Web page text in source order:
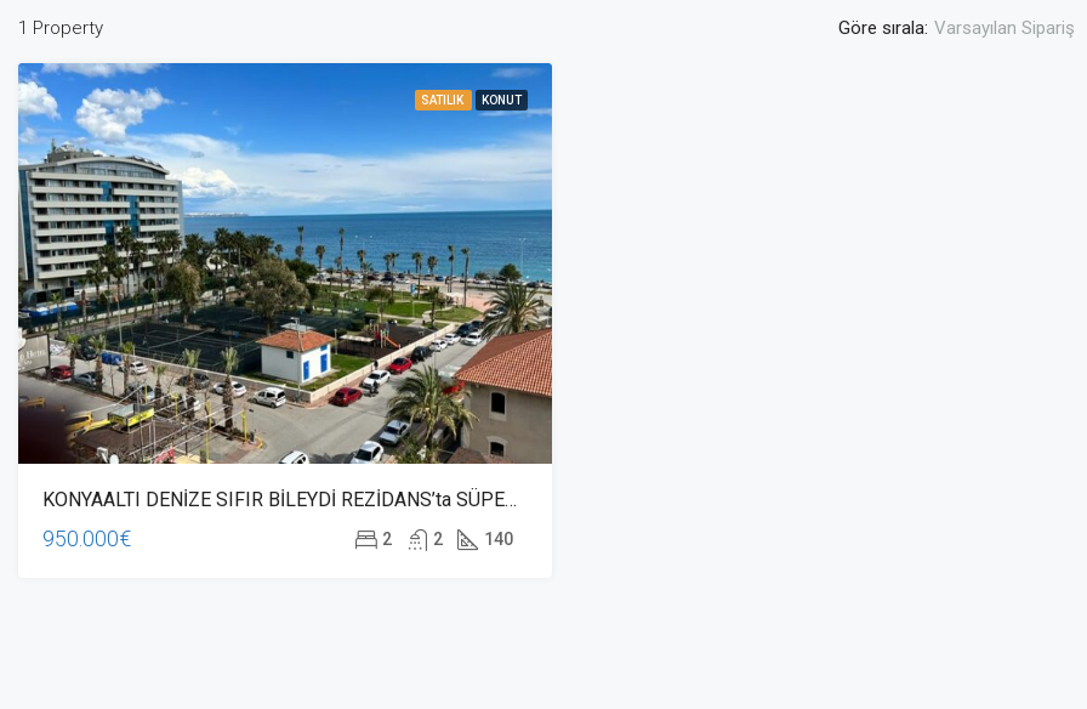
1 Property Göre sırala: Varsayılan Sipariş
SATILIK KONUT
KONYAALTI DENİZE SIFIR BİLEYDİ REZİDANS’ta SÜPER LÜKS DAİRE
950.000€ 2 2 140